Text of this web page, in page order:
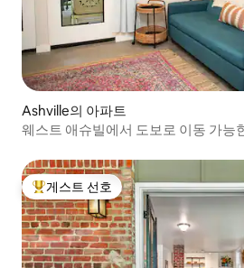
Ashville의 아파트
웨스트 애슈빌에서 도보로 이동 가능
상위 게스트 선호
게스트 선호